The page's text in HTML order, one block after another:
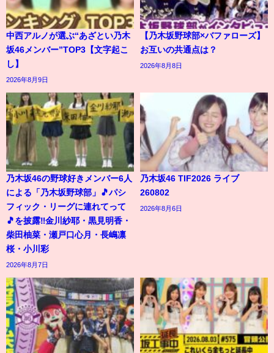
中西アルノが選ぶ“あざとい乃木
坂46メンバー”TOP3【文字起こ
し】
2026年8月9日
【乃木坂野球部×バファローズ】
お互いの共通点は？
2026年8月8日
乃木坂46の野球好きメンバー6人
による「乃木坂野球部」🎵パシ
フィック・リーグに連れてって
🎵を披露‼️金川紗耶・黒見明香・
柴田柚菜・瀬戸口心月・長嶋凛
桜・小川彩
2026年8月7日
乃木坂46 TIF2026 ライブ
260802
2026年8月6日